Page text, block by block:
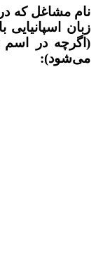
(اگرچه در اسم
می‌شود):